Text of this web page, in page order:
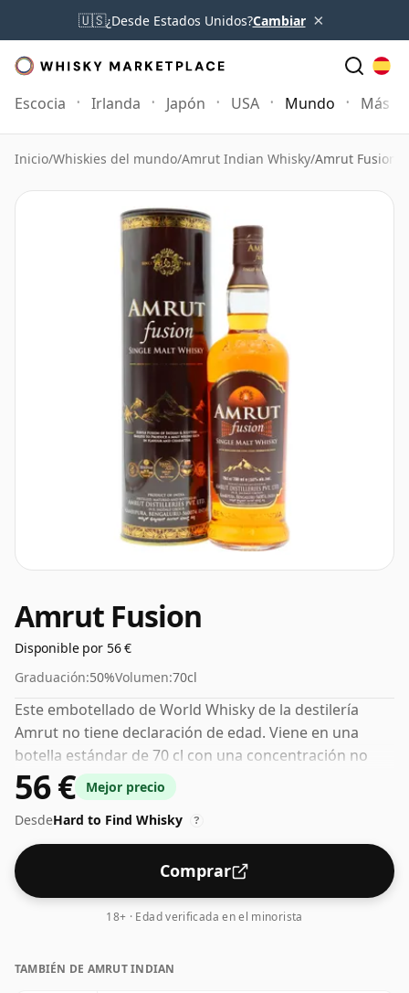
🇺🇸¿Desde Estados Unidos?Cambiar ×
Escocia Irlanda Japón USA Mundo Más
Inicio/Whiskies del mundo/Amrut Indian Whisky/Amrut Fusion
Amrut Fusion
Disponible por 56 €
Graduación:50%Volumen:70cl
Este embotellado de World Whisky de la destilería
Amrut no tiene declaración de edad. Viene en una
botella estándar de 70 cl con una concentración no
estándar del 50 %.
56 €
Mejor precio
DesdeHard to Find Whisky ?
Comprar
18+ · Edad verificada en el minorista
TAMBIÉN DE AMRUT INDIAN